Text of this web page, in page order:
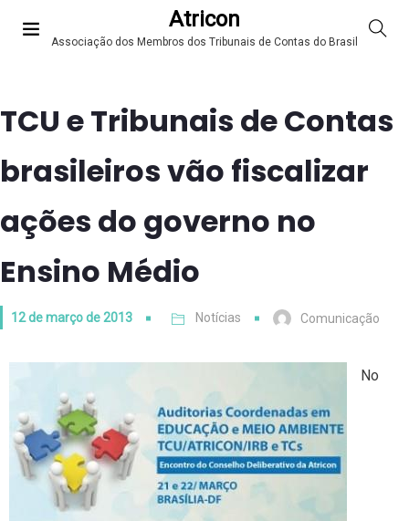
Atricon
Associação dos Membros dos Tribunais de Contas do Brasil
TCU e Tribunais de Contas
brasileiros vão fiscalizar
ações do governo no
Ensino Médio
12 de março de 2013 Notícias Comunicação
No